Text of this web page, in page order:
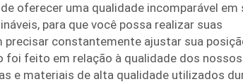
oferecer uma qualidade incomparável em
para que você possa realizar suas
precisar constantemente ajustar sua
foi feito em relação à qualidade dos nossos
e materiais de alta qualidade utilizados